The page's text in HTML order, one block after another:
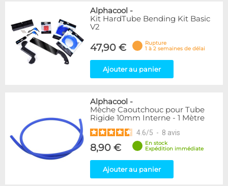
Alphacool -
Kit HardTube Bending Kit Basic
V2
47,90 €
Rupture
1 à 2 semaines de délai
Ajouter au panier
Alphacool -
Mèche Caoutchouc pour Tube
Rigide 10mm Interne - 1 Mètre
4.6/5 - 8 avis
8,90 €
En stock
Expédition immédiate
Ajouter au panier